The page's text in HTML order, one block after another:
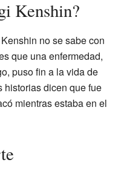
Kenshin?
no se sabe con
que una enfermedad,
puso fin a la vida de
historias dicen que fue
mientras estaba en el